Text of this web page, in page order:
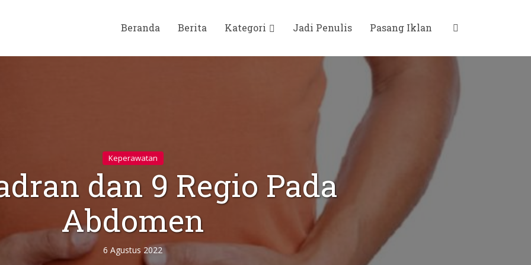
Beranda Berita Kategori Jadi Penulis Pasang Iklan
Keperawatan
dan 9 Regio Pada
Abdomen
6 Agustus 2022